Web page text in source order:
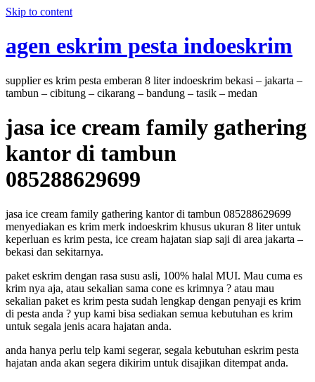
Skip to content
agen eskrim pesta indoeskrim
supplier es krim pesta emberan 8 liter indoeskrim bekasi – jakarta –
tambun – cibitung – cikarang – bandung – tasik – medan
jasa ice cream family gathering
kantor di tambun
085288629699
jasa ice cream family gathering kantor di tambun 085288629699
menyediakan es krim merk indoeskrim khusus ukuran 8 liter untuk
keperluan es krim pesta, ice cream hajatan siap saji di area jakarta –
bekasi dan sekitarnya.
paket eskrim dengan rasa susu asli, 100% halal MUI. Mau cuma es
krim nya aja, atau sekalian sama cone es krimnya ? atau mau
sekalian paket es krim pesta sudah lengkap dengan penyaji es krim
di pesta anda ? yup kami bisa sediakan semua kebutuhan es krim
untuk segala jenis acara hajatan anda.
anda hanya perlu telp kami segerar, segala kebutuhan eskrim pesta
hajatan anda akan segera dikirim untuk disajikan ditempat anda.